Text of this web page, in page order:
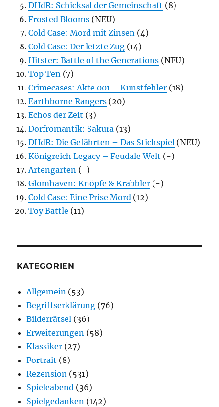
DHdR: Schicksal der Gemeinschaft (8)
Frosted Blooms (NEU)
Cold Case: Mord mit Zinsen (4)
Cold Case: Der letzte Zug (14)
Hitster: Battle of the Generations (NEU)
Top Ten (7)
Crimecases: Akte 001 – Kunstfehler (18)
Earthborne Rangers (20)
Echos der Zeit (3)
Dorfromantik: Sakura (13)
DHdR: Die Gefährten – Das Stichspiel (NEU)
Königreich Legacy – Feudale Welt (-)
Artengarten (-)
Glomhaven: Knöpfe & Krabbler (-)
Cold Case: Eine Prise Mord (12)
Toy Battle (11)
KATEGORIEN
Allgemein (53)
Begriffserklärung (76)
Bilderrätsel (36)
Erweiterungen (58)
Klassiker (27)
Portrait (8)
Rezension (531)
Spieleabend (36)
Spielgedanken (142)